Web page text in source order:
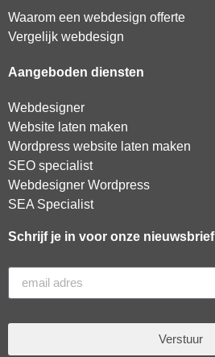
Waarom een webdesign offerte
Vergelijk webdesign
Aangeboden diensten
Webdesigner
Website laten maken
Wordpress website laten maken
SEO specialist
Webdesigner Wordpress
SEA Specialist
Schrijf je in voor onze nieuwsbrief
Verstuur